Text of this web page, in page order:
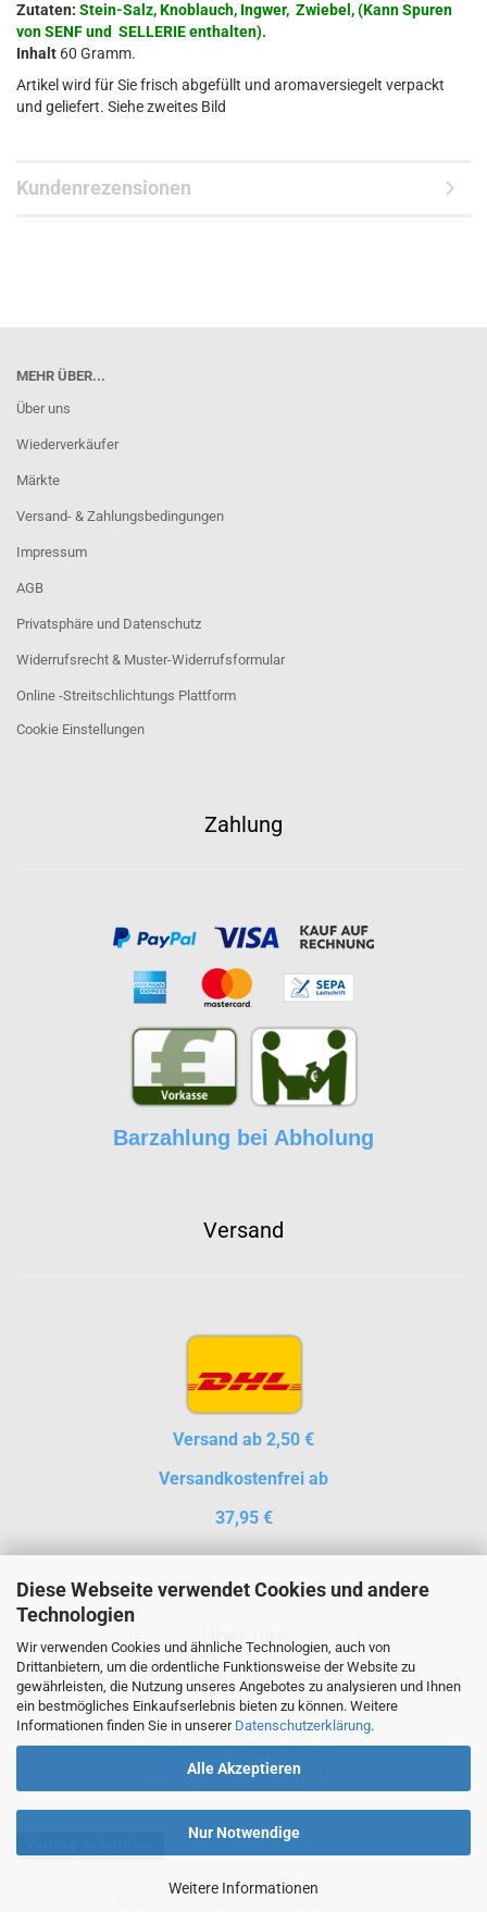
Diese Webseite verwendet Cookies und andere
Technologien
Wir verwenden Cookies und ähnliche Technologien, auch von
Drittanbietern, um die ordentliche Funktionsweise der Website zu
gewährleisten, die Nutzung unseres Angebotes zu analysieren und Ihnen
ein bestmögliches Einkaufserlebnis bieten zu können. Weitere
Informationen finden Sie in unserer Datenschutzerklärung.
Alle Akzeptieren
Nur Notwendige
Weitere Informationen
Zutaten: Stein-Salz, Knoblauch, Ingwer, Zwiebel, (Kann Spuren
von SENF und SELLERIE enthalten).
Inhalt 60 Gramm.
Artikel wird für Sie frisch abgefüllt und aromaversiegelt verpackt
und geliefert. Siehe zweites Bild
Kundenrezensionen
MEHR ÜBER...
Über uns
Wiederverkäufer
Märkte
Versand- & Zahlungsbedingungen
Impressum
AGB
Privatsphäre und Datenschutz
Widerrufsrecht & Muster-Widerrufsformular
Online -Streitschlichtungs Plattform
Cookie Einstellungen
Zahlung
Barzahlung bei Abholung
Versand
Versand ab 2,50 €
Versandkostenfrei ab
37,95 €
Über uns
Seit über 15 Jahren auf Märkten
Familienunternehmen
Top Qualität zu fairen Preisen
Über 230 verschiedene Gewürze